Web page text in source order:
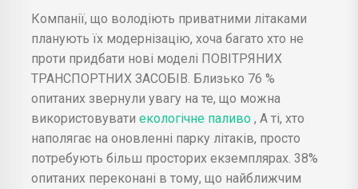
Компанії, що володіють приватними літаками
планують їх модернізацію, хоча багато хто не
проти придбати нові моделі ПОВІТРЯНИХ
ТРАНСПОРТНИХ ЗАСОБІВ. Близько 76 %
опитаних звернули увагу на те, що можна
використовувати екологічне паливо , А ті, хто
наполягає на оновленні парку літаків, просто
потребують більш просторих екземплярах. 38%
опитаних переконані в тому, що найближчим